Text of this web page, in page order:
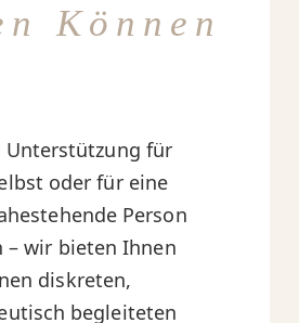
Können
Unterstützung für
oder für eine
Person
– wir bieten Ihnen
diskreten,
begleiteten